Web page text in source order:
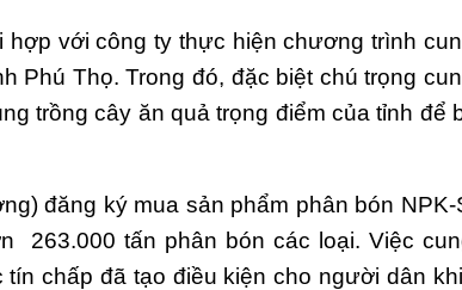
hợp vớicông ty thực hiện chương trình
Phú Thọ. Trong đó, đặc biệt chú trọng
trồng cây ăn quả trọng điểm của tỉnh để
đăng ký mua sản phẩm phân bón NPK-
263.000 tấn phân bón các loại. Việc
chấp đã tạo điều kiện cho người dân